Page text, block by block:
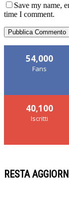
Save my name,
time I comment.
54,000
Fans
40,100
Iscritti
RESTA